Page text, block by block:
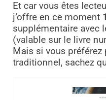
Et car vous êtes
j’offre en ce moment
supplémentaire avec
(valable sur le livre
Mais si vous
traditionnel, sachez